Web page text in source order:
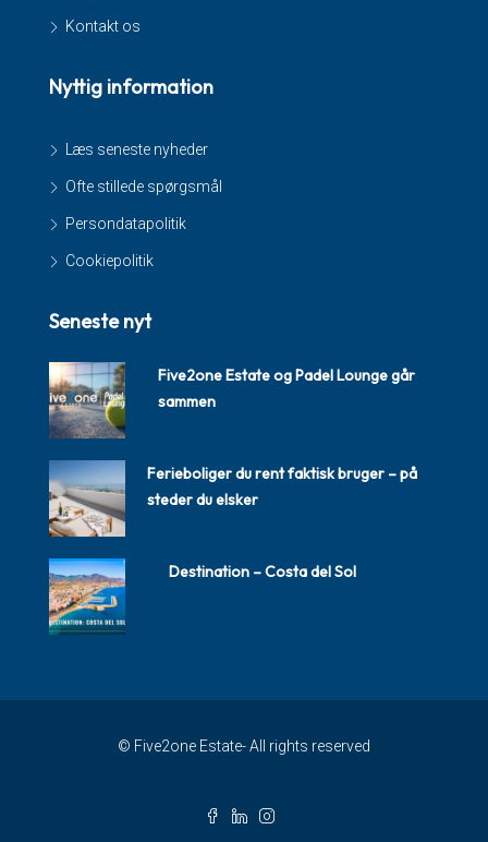
Kontakt os
Nyttig information
Læs seneste nyheder
Ofte stillede spørgsmål
Persondatapolitik
Cookiepolitik
Seneste nyt
Five2one Estate og Padel Lounge går
sammen
Ferieboliger du rent faktisk bruger – på
steder du elsker
Destination – Costa del Sol
© Five2one Estate- All rights reserved